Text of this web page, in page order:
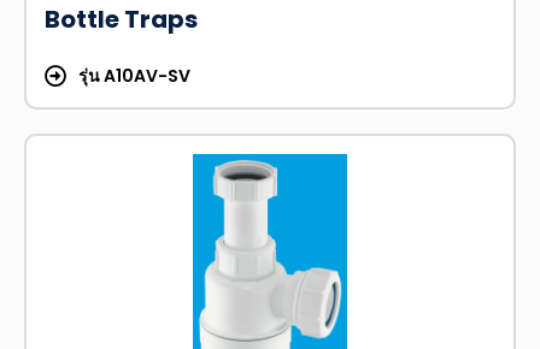
Bottle Traps
รุ่น A10AV-SV